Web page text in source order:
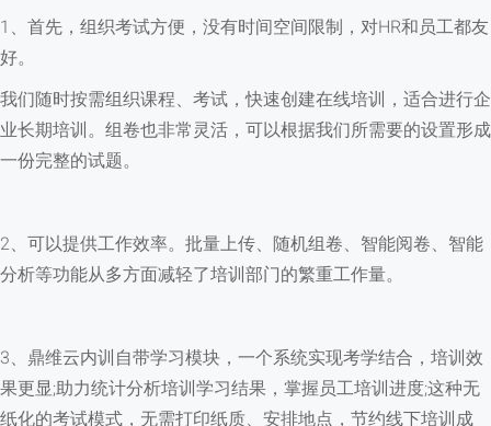
1、首先，组织考试方便，没有时间空间限制，对HR和员工都友
好。
我们随时按需组织课程、考试，快速创建在线培训，适合进行企
业长期培训。组卷也非常灵活，可以根据我们所需要的设置形成
一份完整的试题。
2、可以提供工作效率。批量上传、随机组卷、智能阅卷、智能
分析等功能从多方面减轻了培训部门的繁重工作量。
3、鼎维云内训自带学习模块，一个系统实现考学结合，培训效
果更显;助力统计分析培训学习结果，掌握员工培训进度;这种无
纸化的考试模式，无需打印纸质、安排地点，节约线下培训成